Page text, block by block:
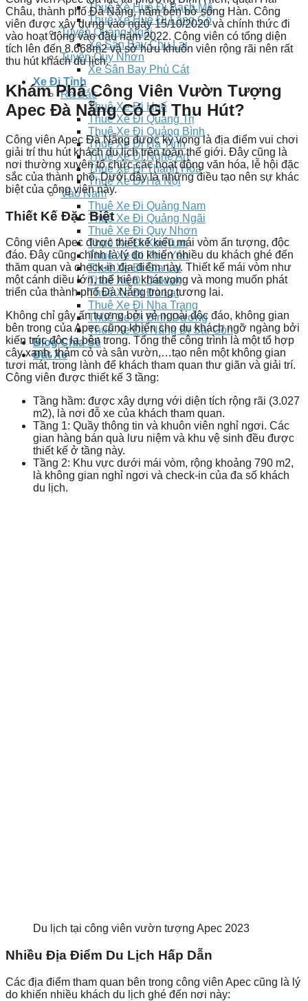
Thuê Xe Huế Đi Bạch Mã
Thuê Xe Huế Đi Lăng Cô
Tuyến Quảng Ngãi
Xe Sân Bay Chu Lai
Tuyến Quy Nhơn
Xe Sân Bay Phù Cát
Xe Đi Tỉnh
Ra Bắc
Thuê Xe Đi Huế
Thuê Xe Đi Quảng Trị
Thuê Xe Đi Quảng Bình
Thuê Xe Đi Hà Tĩnh
Thuê Xe Đi Nghệ An
Thuê Xe Đi Thanh Hóa
Thuê Xe Đi Hà Nội
Vào Nam
Thuê Xe Đi Quảng Nam
Thuê Xe Đi Quảng Ngãi
Thuê Xe Đi Quy Nhơn
Thuê Xe Đi KonTum
Thuê Xe Đi Phú Yên
Thuê Xe Đi Gia Lai
Thuê Xe Đi Daklak
Thuê Xe Đi Đà Lạt
Thuê Xe Đi Nha Trang
Thuê Xe Đi Bình Dương
Thuê Xe Đà Nẵng Đi Sài Gòn
Blog Chia Sẻ
Đặt Xe
Châu, thành phố Đà Nẵng, nằm bên bờ sông Hàn. Công
viên được xây dựng vào ngày 15/10/2020 và chính thức đi
vào hoạt động vào đầu năm 2022. Công viên có tổng diện
tích lên đến 8.668m2 và sở hữu khuôn viên rộng rãi nên rất
thu hút khách du lịch.
Khám Phá Công Viên Vườn Tượng
Apec Đà Nẵng Có Gì Thu Hút?
Công viên Apec Đà Nẵng được kỳ vọng là địa điểm vui chơi
giải trí thu hút khách du lịch trên toàn thế giới. Đây cũng là
nơi thường xuyên tổ chức các hoạt động văn hóa, lễ hội đặc
sắc của thành phố. Dưới đây là những điều tạo nên sự khác
biệt của công viên này.
Thiết Kế Đặc Biệt
Công viên Apec được thiết kế kiểu mái vòm ấn tượng, độc
đáo. Đây cũng chính là lý do khiến nhiều du khách ghé đến
thăm quan và check-in địa điểm này. Thiết kế mái vòm như
một cánh diều lớn, thể hiện khát vọng và mong muốn phát
triển của thành phố Đà Nẵng trong tương lai.
Không chỉ gây ấn tượng bởi vẻ ngoài độc đáo, không gian
bên trong của Apec cũng khiến cho du khách ngỡ ngàng bởi
kiến trúc độc lạ bên trong. Tổng thể công trình là một tổ hợp
cây xanh, thảm cỏ và sân vườn,…tạo nên một không gian
tươi mát, trong lành để khách tham quan thư giãn và giải trí.
Công viên được thiết kế 3 tầng:
Tầng hầm: được xây dựng với diện tích rộng rãi (3.027
m2), là nơi đỗ xe của khách tham quan.
Tầng 1: Quầy thông tin và khuôn viên nghỉ ngơi. Các
gian hàng bán quà lưu niệm và khu vệ sinh đều được
thiết kế ở tầng này.
Tầng 2: Khu vực dưới mái vòm, rộng khoảng 790 m2,
là không gian nghỉ ngơi và check-in của đa số khách
du lịch.
Du lịch tại công viên vườn tượng Apec 2023
Nhiều Địa Điểm Du Lịch Hấp Dẫn
Các địa điểm tham quan bên trong công viên Apec cũng là lý
do khiến nhiều khách du lịch ghé đến nơi này: